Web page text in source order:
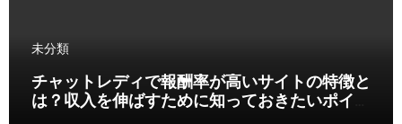
未分類
チャットレディで報酬率が高いサイトの特徴と
は？収入を伸ばすために知っておきたいポイン